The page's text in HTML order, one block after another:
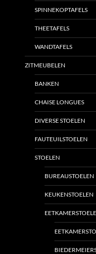
SPINNEKOPTAFELS
THEETAFELS
WANDTAFELS
ZITMEUBELEN
BANKEN
CHAISE LONGUES
DIVERSE STOELEN
FAUTEUILSTOELEN
STOELEN
BUREAUSTOELEN
KEUKENSTOELEN